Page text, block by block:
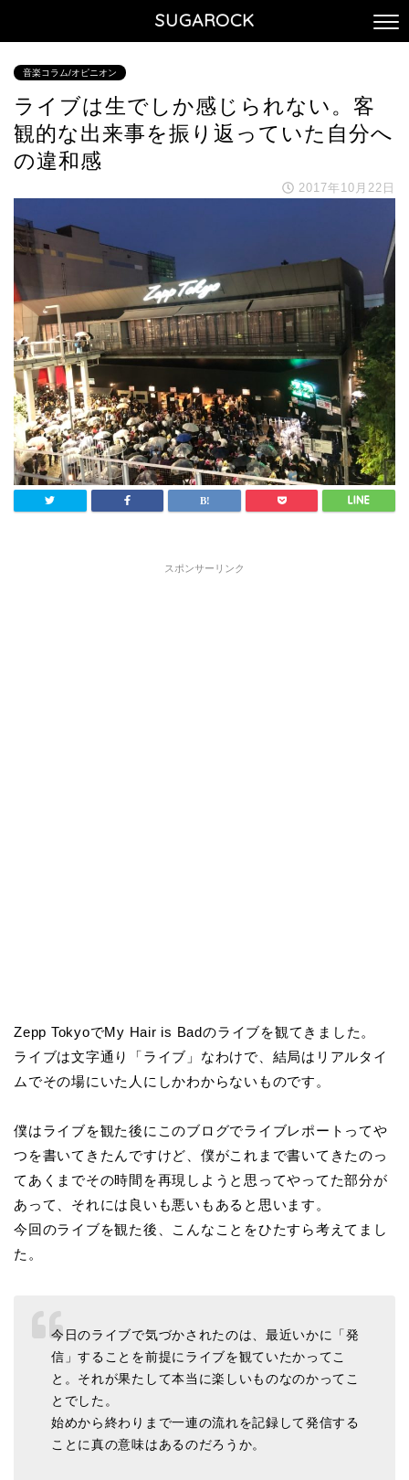
SUGAROCK
音楽コラム/オピニオン
ライブは生でしか感じられない。客
観的な出来事を振り返っていた自分へ
の違和感
2017年10月22日
スポンサーリンク
Zepp TokyoでMy Hair is Badのライブを観てきました。
ライブは文字通り「ライブ」なわけで、結局はリアルタイ
ムでその場にいた人にしかわからないものです。
僕はライブを観た後にこのブログでライブレポートってや
つを書いてきたんですけど、僕がこれまで書いてきたのっ
てあくまでその時間を再現しようと思ってやってた部分が
あって、それには良いも悪いもあると思います。
今回のライブを観た後、こんなことをひたすら考えてまし
た。
今日のライブで気づかされたのは、最近いかに「発
信」することを前提にライブを観ていたかってこ
と。それが果たして本当に楽しいものなのかってこ
とでした。
始めから終わりまで一連の流れを記録して発信する
ことに真の意味はあるのだろうか。